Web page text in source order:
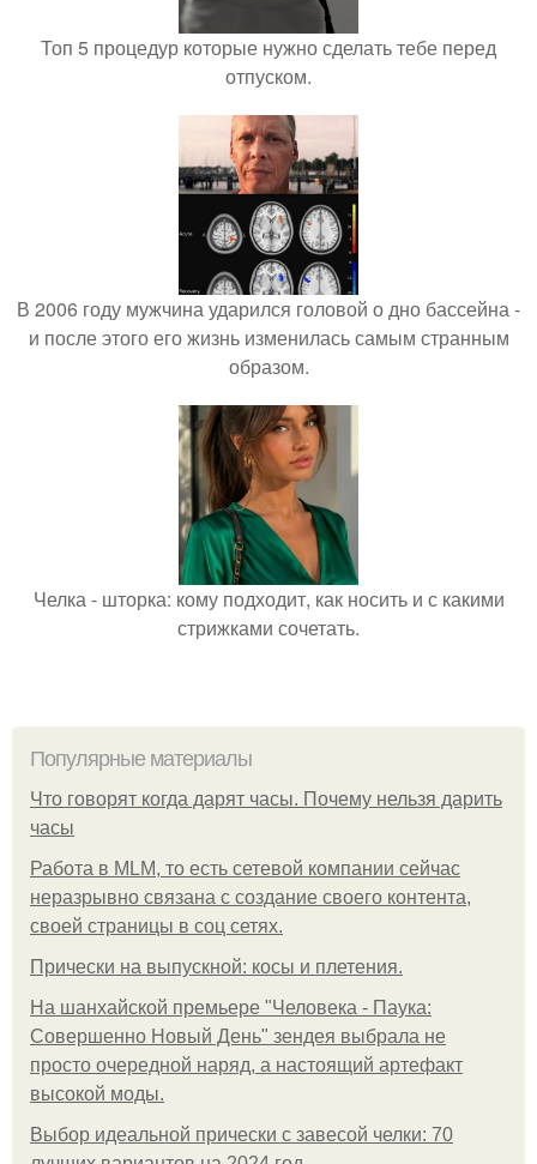
Топ 5 процедур которые нужно сделать тебе перед
отпуском.
В 2006 году мужчина ударился головой о дно бассейна -
и после этого его жизнь изменилась самым странным
образом.
Челка - шторка: кому подходит, как носить и с какими
стрижками сочетать.
Популярные материалы
Что говорят когда дарят часы. Почему нельзя дарить
часы
Работа в MLM, то есть сетевой компании сейчас
неразрывно связана с создание своего контента,
своей страницы в соц сетях.
Прически на выпускной: косы и плетения.
На шанхайской премьере "Человека - Паука:
Совершенно Новый День" зендея выбрала не
просто очередной наряд, а настоящий артефакт
высокой моды.
Выбор идеальной прически с завесой челки: 70